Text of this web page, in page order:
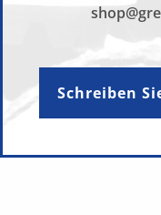
Schreiben